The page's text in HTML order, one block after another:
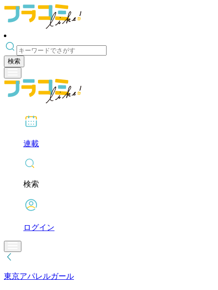
検索
連載
検索
ログイン
東京アパレルガール